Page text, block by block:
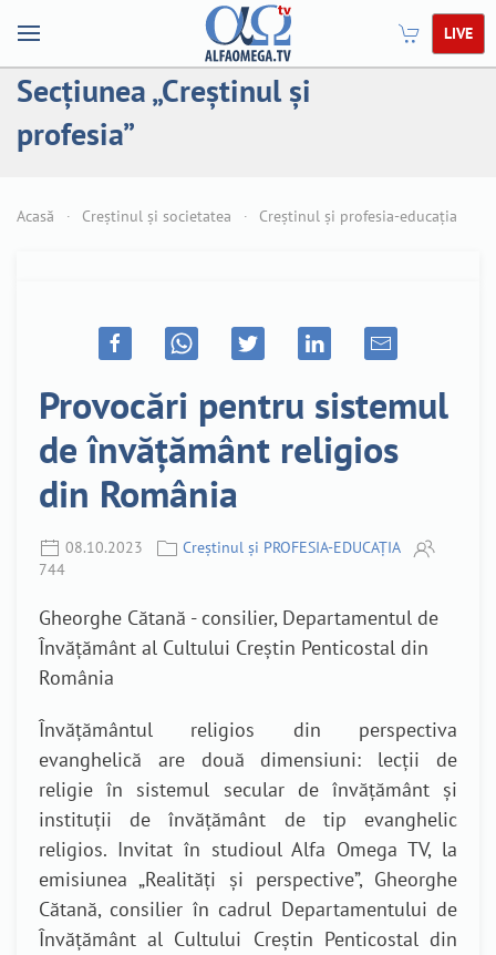
LIVE
Secțiunea „Creștinul și
profesia”
Acasă Creștinul și societatea Creștinul și profesia-educația
Provocări pentru sistemul
de învățământ religios
din România
08.10.2023
Creștinul și PROFESIA-EDUCAȚIA
744
Gheorghe Cătană - consilier, Departamentul de
Învățământ al Cultului Creștin Penticostal din
România
Învățământul religios din perspectiva
evanghelică are două dimensiuni: lecții de
religie în sistemul secular de învățământ și
instituții de învățământ de tip evanghelic
religios. Invitat în studioul Alfa Omega TV, la
emisiunea „Realități și perspective”, Gheorghe
Cătană, consilier în cadrul Departamentului de
Învățământ al Cultului Creștin Penticostal din